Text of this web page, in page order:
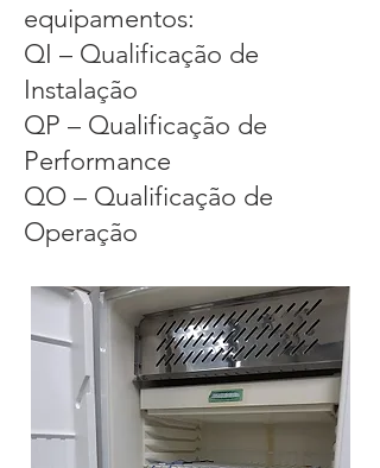
equipamentos:
QI – Qualificação de
Instalação
QP – Qualificação de
Performance
QO – Qualificação de
Operação